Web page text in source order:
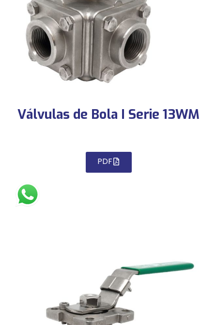
Válvulas de Bola I Serie 13WM
PDF